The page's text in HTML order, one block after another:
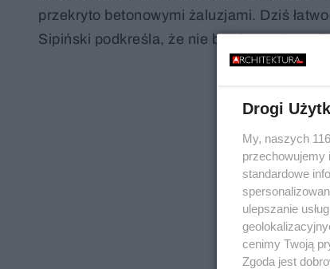
przekryto betonowymi żaluzjami. Dziś
Sipiński podkreśla, że nie byłoby to
Drogi
My, naszych
przechowujemy
standardowe
ulepszanie
cenimy Twoją
Zgoda jest